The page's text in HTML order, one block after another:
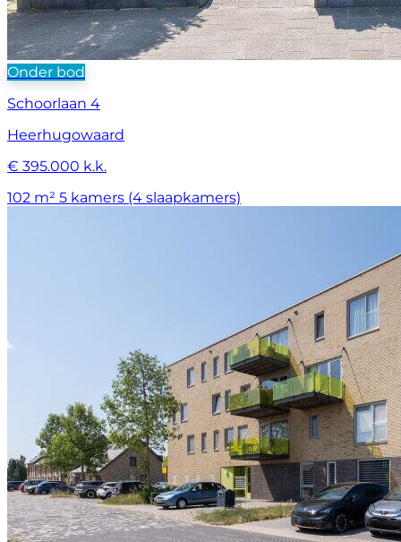
Onder bod
Schoorlaan 4
Heerhugowaard
€ 395.000 k.k.
102 m² 5 kamers (4 slaapkamers)